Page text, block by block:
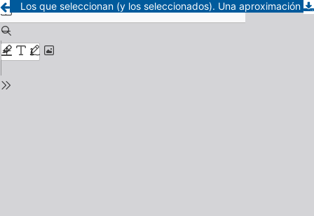
Los que seleccionan (y los seleccionados). Una aproximación a los diputados nacionales peronistas por la provincia de Buenos Aires entre 1946 y 1955